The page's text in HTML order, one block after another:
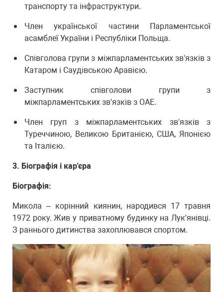
транспорту та інфраструктури.
Член української частини Парламентської
асамблеї України і Республіки Польща.
Співголова групи з міжпарламентських зв'язків з
Катаром і Саудівською Аравією.
Заступник співголови групи з
міжпарламентських зв'язків з ОАЕ.
Член груп з міжпарламентських зв'язків з
Туреччиною, Великою Британією, США, Японією
та Італією.
3. Біографія і кар'єра
Біографія:
Микола – корінний киянин, народився 17 травня
1972 року. Жив у приватному будинку на Лук'янівці.
З раннього дитинства захоплювався спортом.